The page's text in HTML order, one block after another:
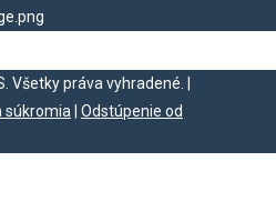
Všetky práva vyhradené. |
súkromia | Odstúpenie od